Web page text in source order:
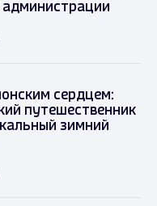
администрации
сердцем:
путешественник
зимний